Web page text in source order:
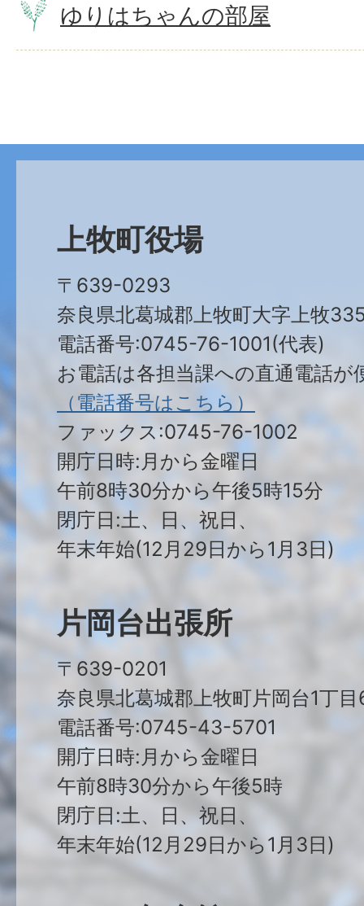
ゆりはちゃんの部屋
上牧町役場
〒639-0293
奈良県北葛城郡上牧町大字上牧
電話番号:0745-76-1001(代表)
お電話は各担当課への直通電話が
（電話番号はこちら）
ファックス:0745-76-1002
開庁日時:月から金曜日
午前8時30分から午後5時15分
閉庁日:土、日、祝日、
年末年始(12月29日から1月3日)
片岡台出張所
〒639-0201
奈良県北葛城郡上牧町片岡台1丁目
電話番号:0745-43-5701
開庁日時:月から金曜日
午前8時30分から午後5時
閉庁日:土、日、祝日、
年末年始(12月29日から1月3日)